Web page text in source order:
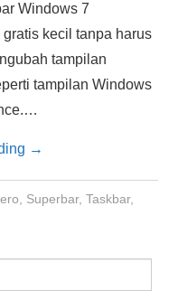
Windows 7
kecil tanpa harus
tampilan
tampilan Windows
→
Superbar, Taskbar,